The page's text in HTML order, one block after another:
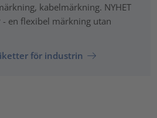
kabelmärkning. NYHET
- en flexibel märkning utan
för industrin